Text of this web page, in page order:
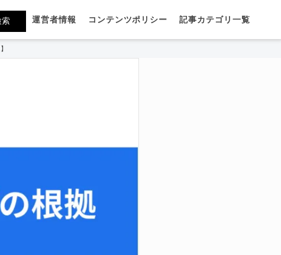
運営者情報 コンテンツポリシー 記事カテゴリ一覧